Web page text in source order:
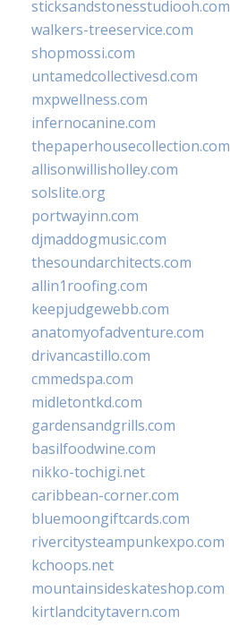
sticksandstonesstudiooh.com
walkers-treeservice.com
shopmossi.com
untamedcollectivesd.com
mxpwellness.com
infernocanine.com
thepaperhousecollection.com
allisonwillisholley.com
solslite.org
portwayinn.com
djmaddogmusic.com
thesoundarchitects.com
allin1roofing.com
keepjudgewebb.com
anatomyofadventure.com
drivancastillo.com
cmmedspa.com
midletontkd.com
gardensandgrills.com
basilfoodwine.com
nikko-tochigi.net
caribbean-corner.com
bluemoongiftcards.com
rivercitysteampunkexpo.com
kchoops.net
mountainsideskateshop.com
kirtlandcitytavern.com